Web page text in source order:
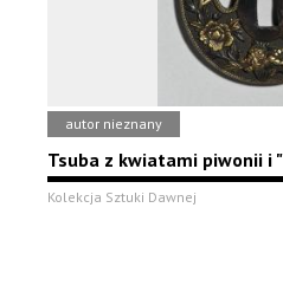
autor nieznany
Tsuba z kwiatami piwonii i
Kolekcja Sztuki Dawnej